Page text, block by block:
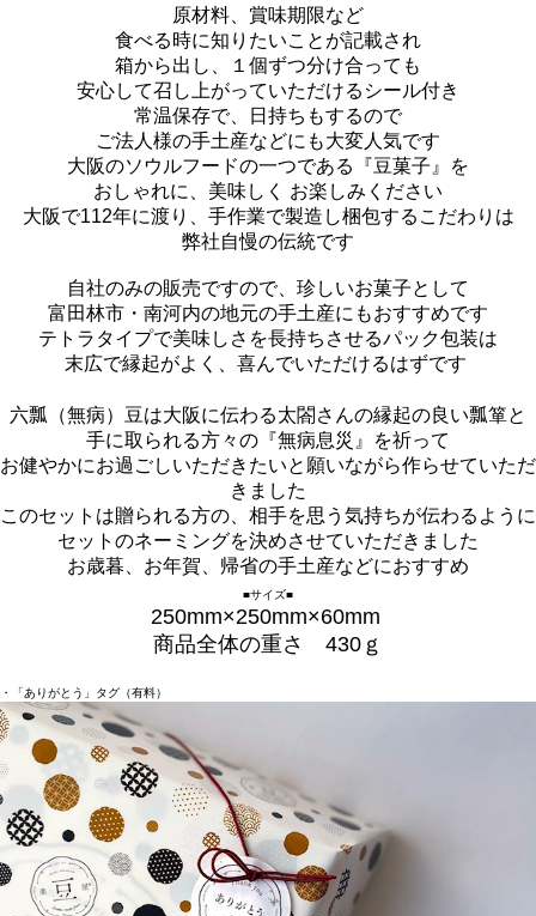
原材料、賞味期限など
食べる時に知りたいことが記載され
箱から出し、１個ずつ分け合っても
安心して召し上がっていただけるシール付き
常温保存で、日持ちもするので
ご法人様の手土産などにも大変人気です
大阪のソウルフードの一つである『豆菓子』を
おしゃれに、美味しく お楽しみください
大阪で112年に渡り、手作業で製造し梱包するこだわりは
弊社自慢の伝統です
自社のみの販売ですので、珍しいお菓子として
富田林市・南河内の地元の手土産にもおすすめです
テトラタイプで美味しさを長持ちさせるパック包装は
末広で縁起がよく、喜んでいただけるはずです
六瓢（無病）豆は大阪に伝わる太閤さんの縁起の良い瓢箪と
手に取られる方々の『無病息災』を祈って
お健やかにお過ごしいただきたいと願いながら作らせていただ
きました
このセットは贈られる方の、相手を思う気持ちが伝わるように
セットのネーミングを決めさせていただきました
お歳暮、お年賀、帰省の手土産などにおすすめ
■サイズ■
250mm×250mm×60mm
商品全体の重さ 430ｇ
・「ありがとう」タグ（有料）